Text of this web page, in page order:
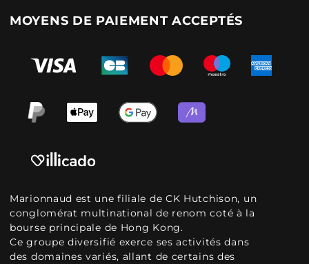
MOYENS DE PAIEMENT ACCEPTÉS
Marionnaud est une filiale de CK Hutchison, un
conglomérat multinational de renom coté à la
bourse principale de Hong Kong.
Ce groupe diversifié exerce ses activités dans
des domaines variés, allant de certains des